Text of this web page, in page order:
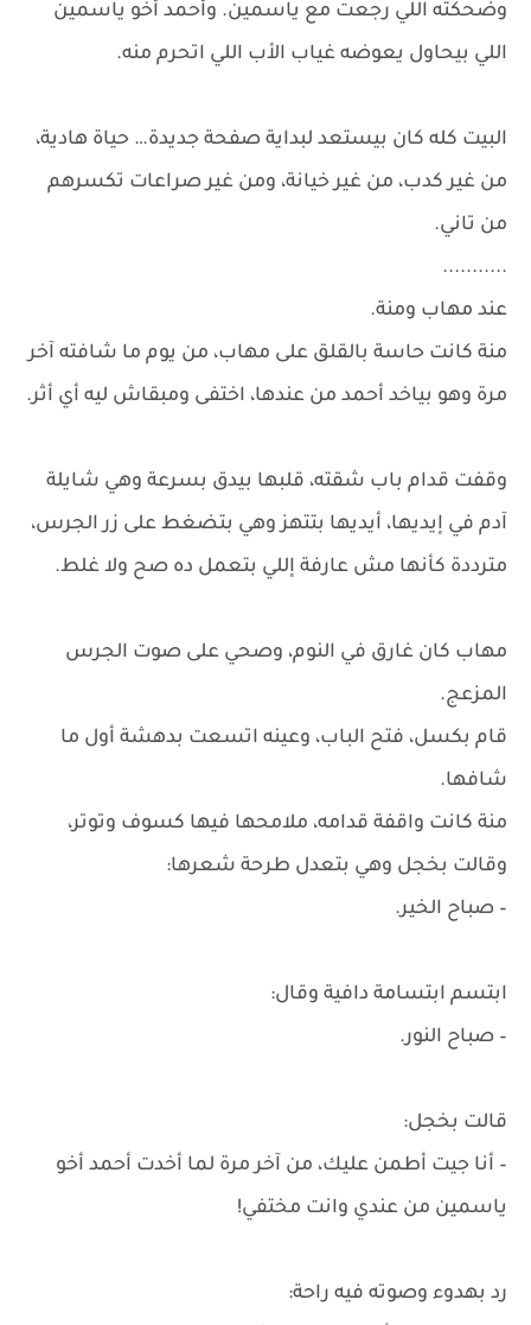
وضحكته اللي رجعت مع ياسمين. وأحمد أخو ياسمين
اللي بيحاول يعوضه غياب الأب اللي اتحرم منه.
البيت كله كان بيستعد لبداية صفحة جديدة… حياة هادية،
من غير كدب، من غير خيانة، ومن غير صراعات تكسرهم
من تاني.
...........
عند مهاب ومنة.
منة كانت حاسة بالقلق على مهاب، من يوم ما شافته آخر
مرة وهو بياخد أحمد من عندها، اختفى ومبقاش ليه أي أثر.
وقفت قدام باب شقته، قلبها بيدق بسرعة وهي شايلة
آدم في إيديها، أيديها بتتهز وهي بتضغط على زر الجرس،
مترددة كأنها مش عارفة إللي بتعمل ده صح ولا غلط.
مهاب كان غارق في النوم، وصحي على صوت الجرس
المزعج.
قام بكسل، فتح الباب، وعينه اتسعت بدهشة أول ما
شافها.
منة كانت واقفة قدامه، ملامحها فيها كسوف وتوتر،
وقالت بخجل وهي بتعدل طرحة شعرها:
– صباح الخير.
ابتسم ابتسامة دافية وقال:
– صباح النور.
قالت بخجل:
– أنا جيت أطمن عليك، من آخر مرة لما أخدت أحمد أخو
ياسمين من عندي وانت مختفي!
رد بهدوء وصوته فيه راحة: